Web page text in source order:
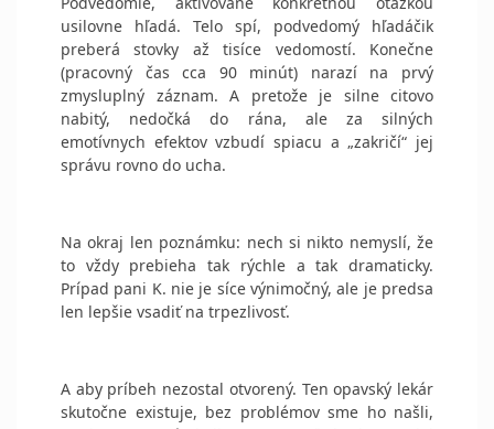
usilovne hľadá. Telo spí, podvedomý hľadáčik
preberá stovky až tisíce vedomostí. Konečne
(pracovný čas cca 90 minút) narazí na prvý
zmysluplný záznam. A pretože je silne citovo
nabitý, nedočká do rána, ale za silných
emotívnych efektov vzbudí spiacu a „zakričí“ jej
správu rovno do ucha.
Na okraj len poznámku: nech si nikto nemyslí, že
to vždy prebieha tak rýchle a tak dramaticky.
Prípad pani K. nie je síce výnimočný, ale je predsa
len lepšie vsadiť na trpezlivosť.
A aby príbeh nezostal otvorený. Ten opavský lekár
skutočne existuje, bez problémov sme ho našli,